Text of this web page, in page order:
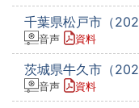
千葉県松戸市（
音声 資料
茨城県牛久市（
音声 資料